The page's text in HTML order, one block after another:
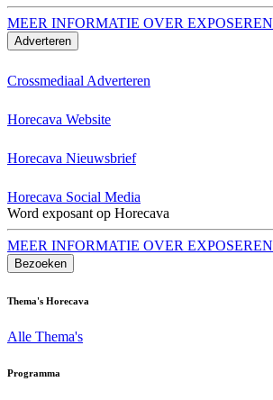
MEER INFORMATIE OVER EXPOSEREN
Adverteren
Crossmediaal Adverteren
Horecava Website
Horecava Nieuwsbrief
Horecava Social Media
Word exposant op Horecava
MEER INFORMATIE OVER EXPOSEREN
Bezoeken
Thema's Horecava
Alle Thema's
Programma